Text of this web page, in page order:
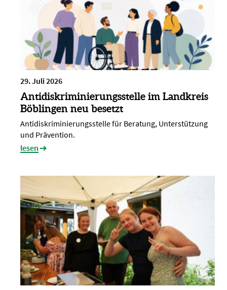
29. Juli 2026
Antidiskriminierungsstelle im Landkreis
Böblingen neu besetzt
Antidiskriminierungsstelle für Beratung, Unterstützung
und Prävention.
lesen